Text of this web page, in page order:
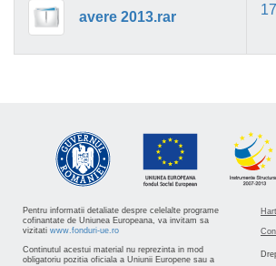
avere 2013.rar
Pentru informatii detaliate despre celelalte programe
cofinantate de Uniunea Europeana, va invitam sa
vizitati www.fonduri-ue.ro
Continutul acestui material nu reprezinta in mod
obligatoriu pozitia oficiala a Uniunii Europene sau a